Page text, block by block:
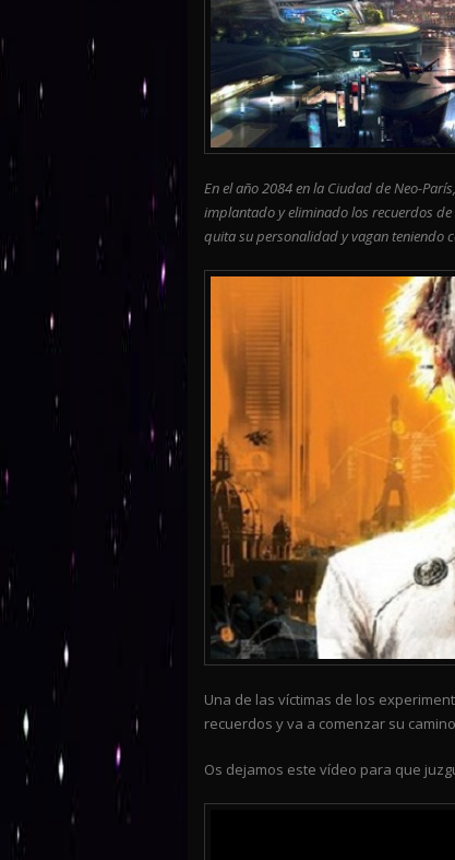
En el año 2084 en la Ciudad de Neo-
implantado y eliminado los recuerdos de
quita su personalidad y vagan teniendo
Una de las víctimas de los
recuerdos y va a comenzar su
Os dejamos este vídeo para que